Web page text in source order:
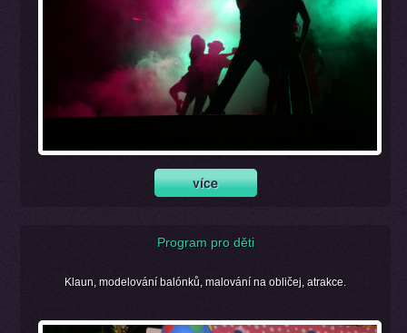
Program pro děti
Klaun, modelování balónků, malování na obličej, atrakce.